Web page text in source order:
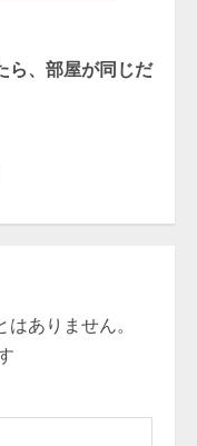
ら、部屋が同じだ
ありません。